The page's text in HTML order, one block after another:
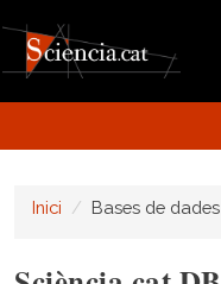
Inici Bases de dades